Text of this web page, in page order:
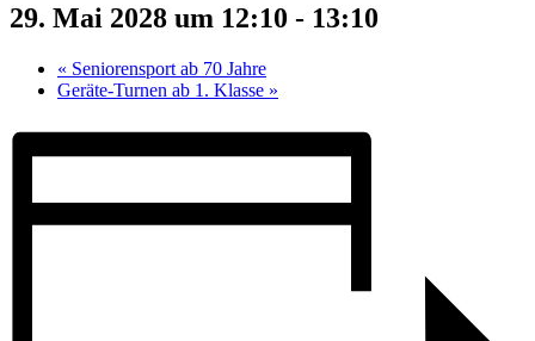
29. Mai 2028 um 12:10 - 13:10
« Seniorensport ab 70 Jahre
Geräte-Turnen ab 1. Klasse »